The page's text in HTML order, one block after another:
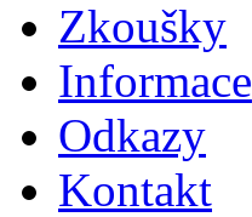
Zkoušky
Informace
Odkazy
Kontakt